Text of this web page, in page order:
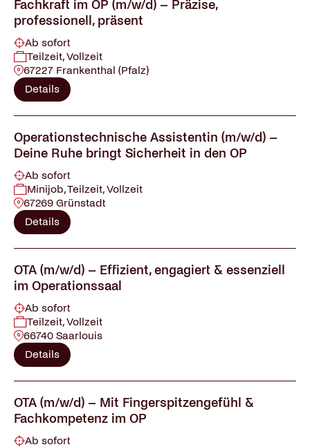
Fachkraft im OP (m/w/d) – Präzise,
professionell, präsent
Ab sofort
Teilzeit, Vollzeit
67227 Frankenthal (Pfalz)
Details
Operationstechnische Assistentin (m/w/d) –
Deine Ruhe bringt Sicherheit in den OP
Ab sofort
Minijob, Teilzeit, Vollzeit
67269 Grünstadt
Details
OTA (m/w/d) – Effizient, engagiert & essenziell
im Operationssaal
Ab sofort
Teilzeit, Vollzeit
66740 Saarlouis
Details
OTA (m/w/d) – Mit Fingerspitzengefühl &
Fachkompetenz im OP
Ab sofort